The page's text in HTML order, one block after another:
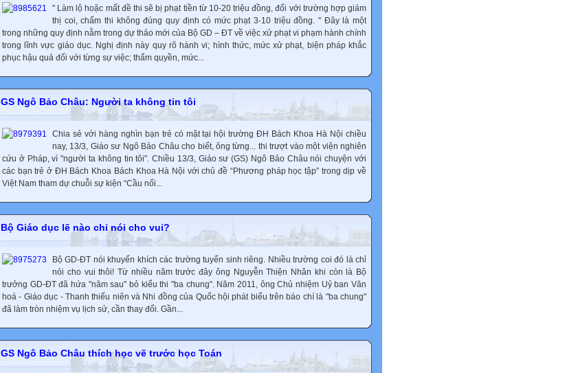
" Làm lộ hoặc mất đề thi sẽ bị phạt tiền từ 10-20 triệu đồng, đối với trường hợp giám
thị coi, chấm thi không đúng quy định có mức phạt 3-10 triệu đồng. " Đây là một
trong những quy định nằm trong dự thảo mới của Bộ GD – ĐT về việc xử phạt vi phạm hành chính
trong lĩnh vực giáo dục. Nghị định này quy rõ hành vi; hình thức, mức xử phạt, biện pháp khắc
phục hậu quả đối với từng sự việc; thẩm quyền, mức...
GS Ngô Bảo Châu: Người ta không tin tôi
Chia sẻ với hàng nghìn bạn trẻ có mặt tại hội trường ĐH Bách Khoa Hà Nội chiều
nay, 13/3, Giáo sư Ngô Bảo Châu cho biết, ông từng... thi trượt vào một viện nghiên
cứu ở Pháp, vì "người ta không tin tôi". Chiều 13/3, Giáo sư (GS) Ngô Bảo Châu nói chuyện với
các bạn trẻ ở ĐH Bách Khoa Bách Khoa Hà Nội với chủ đề “Phương pháp học tập” trong dịp về
Việt Nam tham dự chuỗi sự kiện “Cầu nối...
Bộ Giáo dục lẽ nào chỉ nói cho vui?
Bộ GD-ĐT nói khuyến khích các trường tuyển sinh riêng. Nhiều trường coi đó là chỉ
nói cho vui thôi! Từ nhiều năm trước đây ông Nguyễn Thiện Nhân khi còn là Bộ
trưởng GD-ĐT đã hứa "năm sau" bỏ kiểu thi "ba chung". Năm 2011, ông Chủ nhiệm Uỷ ban Văn
hoá - Giáo dục - Thanh thiếu niên và Nhi đồng của Quốc hội phát biểu trên báo chí là "ba chung"
đã làm tròn nhiệm vụ lịch sử, cần thay đổi. Gần...
GS Ngô Bảo Châu thích học vẽ trước học Toán